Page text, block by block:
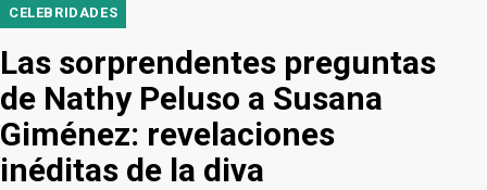
CELEBRIDADES
Las sorprendentes preguntas
de Nathy Peluso a Susana
Giménez: revelaciones
inéditas de la diva